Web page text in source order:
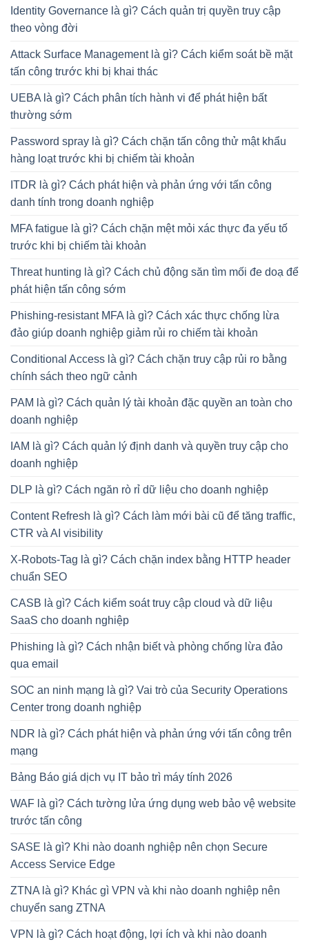
Identity Governance là gì? Cách quản trị quyền truy cập
theo vòng đời
Attack Surface Management là gì? Cách kiểm soát bề mặt
tấn công trước khi bị khai thác
UEBA là gì? Cách phân tích hành vi để phát hiện bất
thường sớm
Password spray là gì? Cách chặn tấn công thử mật khẩu
hàng loạt trước khi bị chiếm tài khoản
ITDR là gì? Cách phát hiện và phản ứng với tấn công
danh tính trong doanh nghiệp
MFA fatigue là gì? Cách chặn mệt mỏi xác thực đa yếu tố
trước khi bị chiếm tài khoản
Threat hunting là gì? Cách chủ động săn tìm mối đe doạ để
phát hiện tấn công sớm
Phishing-resistant MFA là gì? Cách xác thực chống lừa
đảo giúp doanh nghiệp giảm rủi ro chiếm tài khoản
Conditional Access là gì? Cách chặn truy cập rủi ro bằng
chính sách theo ngữ cảnh
PAM là gì? Cách quản lý tài khoản đặc quyền an toàn cho
doanh nghiệp
IAM là gì? Cách quản lý định danh và quyền truy cập cho
doanh nghiệp
DLP là gì? Cách ngăn rò rỉ dữ liệu cho doanh nghiệp
Content Refresh là gì? Cách làm mới bài cũ để tăng traffic,
CTR và AI visibility
X-Robots-Tag là gì? Cách chặn index bằng HTTP header
chuẩn SEO
CASB là gì? Cách kiểm soát truy cập cloud và dữ liệu
SaaS cho doanh nghiệp
Phishing là gì? Cách nhận biết và phòng chống lừa đảo
qua email
SOC an ninh mạng là gì? Vai trò của Security Operations
Center trong doanh nghiệp
NDR là gì? Cách phát hiện và phản ứng với tấn công trên
mạng
Bảng Báo giá dịch vụ IT bảo trì máy tính 2026
WAF là gì? Cách tường lửa ứng dụng web bảo vệ website
trước tấn công
SASE là gì? Khi nào doanh nghiệp nên chọn Secure
Access Service Edge
ZTNA là gì? Khác gì VPN và khi nào doanh nghiệp nên
chuyển sang ZTNA
VPN là gì? Cách hoạt động, lợi ích và khi nào doanh